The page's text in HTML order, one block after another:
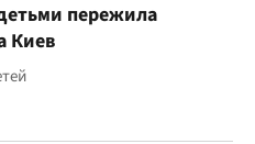
пережила
Киев